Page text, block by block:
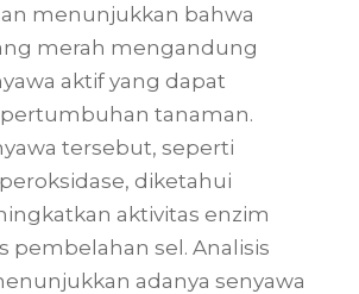
menunjukkan bahwa
merah mengandung
aktif yang dapat
tanaman.
tersebut, seperti
diketahui
aktivitas enzim
pembelahan sel. Analisis
adanya senyawa